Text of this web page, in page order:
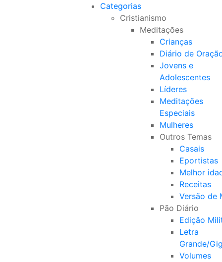
Categorias
Cristianismo
Meditações
Crianças
Diário de
Jovens e
Adolescentes
Líderes
Meditações
Especiais
Mulheres
Outros Temas
Casais
Eportistas
Melhor
Receitas
Versão de
Pão Diário
Edição
Letra
Grande/
Volumes